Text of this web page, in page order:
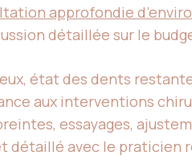
approfondie
détaillée sur le
état des dents
aux interventions
essayages,
détaillé avec le praticien